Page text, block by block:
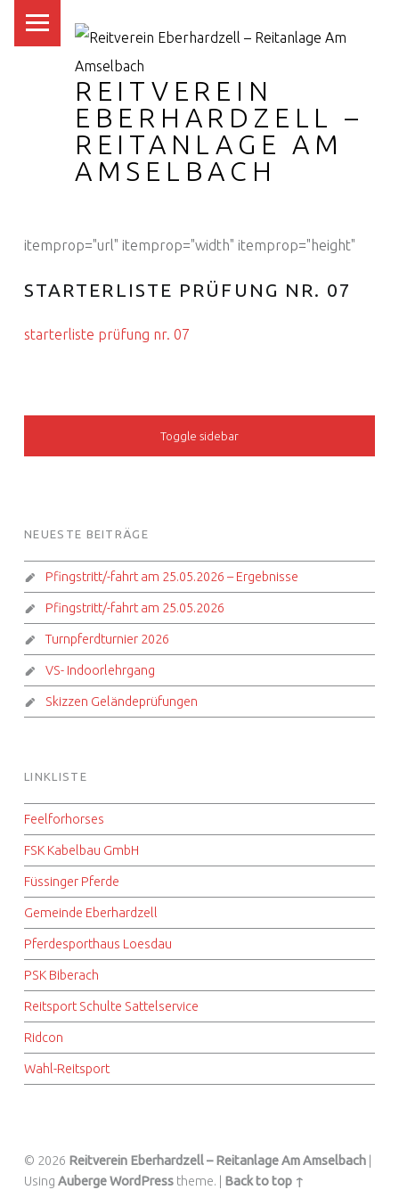
REITVEREIN
EBERHARDZELL –
REITANLAGE AM
AMSELBACH
itemprop="url" itemprop="width" itemprop="height"
STARTERLISTE PRÜFUNG NR. 07
starterliste prüfung nr. 07
SIDEBAR
Toggle sidebar
FOOTER SIDEBAR
NEUESTE BEITRÄGE
Pfingstritt/-fahrt am 25.05.2026 – Ergebnisse
Pfingstritt/-fahrt am 25.05.2026
Turnpferdturnier 2026
VS- Indoorlehrgang
Skizzen Geländeprüfungen
LINKLISTE
Feelforhorses
FSK Kabelbau GmbH
Füssinger Pferde
Gemeinde Eberhardzell
Pferdesporthaus Loesdau
PSK Biberach
Reitsport Schulte Sattelservice
Ridcon
Wahl-Reitsport
© 2026 Reitverein Eberhardzell – Reitanlage Am Amselbach
Using AubergeWordPresstheme. Back to top ↑